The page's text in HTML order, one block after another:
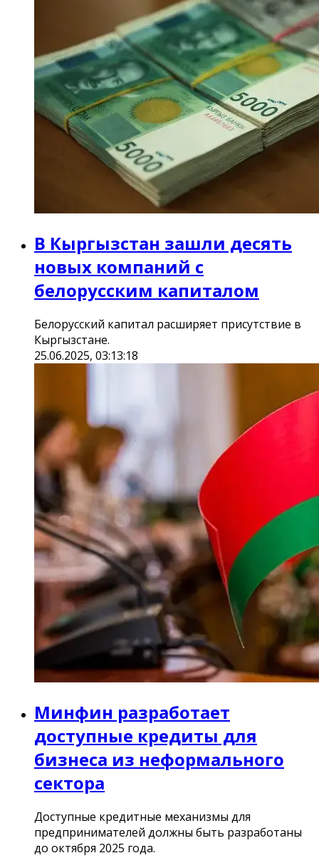
В Кыргызстан зашли десять
новых компаний с
белорусским капиталом
Белорусский капитал расширяет присутствие в
Кыргызстане.
25.06.2025, 03:13:18
Минфин разработает
доступные кредиты для
бизнеса из неформального
сектора
Доступные кредитные механизмы для
предпринимателей должны быть разработаны
до октября 2025 года.